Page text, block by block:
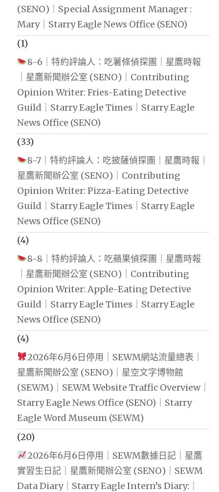
(SENO)｜Special Assignment Manager :
Mary｜Starry Eagle News Office (SENO)
(1)
8-6｜特約評論人：吃薯條偵探團｜星鷹時報
｜星鷹新聞辦公室 (SENO)｜Contributing
Opinion Writer: Fries-Eating Detective
Guild｜Starry Eagle Times｜Starry Eagle
News Office (SENO)
(33)
8-7｜特約評論人：吃披薩偵探團｜星鷹時報｜
星鷹新聞辦公室 (SENO)｜Contributing
Opinion Writer: Pizza-Eating Detective
Guild｜Starry Eagle Times｜Starry Eagle
News Office (SENO)
(4)
8-8｜特約評論人：吃蘋果偵探團｜星鷹時報
｜星鷹新聞辦公室 (SENO)｜Contributing
Opinion Writer: Apple-Eating Detective
Guild｜Starry Eagle Times｜Starry Eagle
News Office (SENO)
(4)
2026年6月6日停用｜SEWM網站流量總表｜
星鷹新聞辦公室 (SENO)｜星空文字博物館
(SEWM)｜SEWM Website Traffic Overview｜
Starry Eagle News Office (SENO)｜Starry
Eagle Word Museum (SEWM)
(20)
2026年6月6日停用｜SEWM數據日記｜星鷹
實習生日記｜星鷹新聞辦公室 (SENO)｜SEWM
Data Diary｜Starry Eagle Intern’s Diary:｜